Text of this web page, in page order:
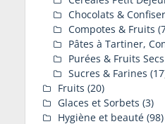
Chocolats &
Compotes & Fruits
Pâtes à Tartiner,
Purées & Fruits Secs
Sucres & Farines
Fruits (20)
Glaces et Sorbets (3)
Hygiène et beauté (98)